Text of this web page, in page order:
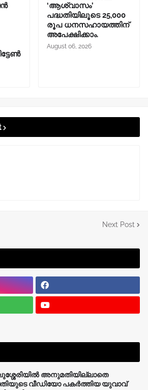
‘ആശ്വാസം’
പദ്ധതിയിലൂടെ 25,000
രൂപ ധനസഹായത്തിന്
അപേക്ഷിക്കാം.
August 06, 2026
Next Post
അനുമതിയില്ലാതെ
വീഡിയോ പകർത്തിയ യുവാവ്